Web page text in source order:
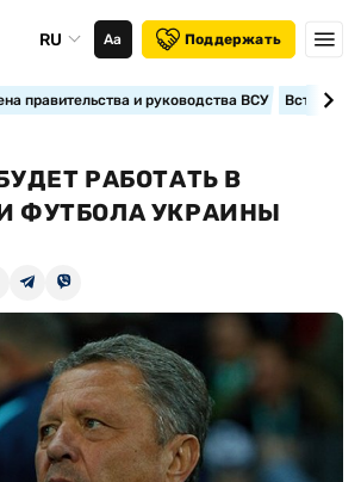
RU Аа Поддержать
правительства и руководства ВСУ
РАБОТАТЬ В
ФУТБОЛА УКРАИНЫ